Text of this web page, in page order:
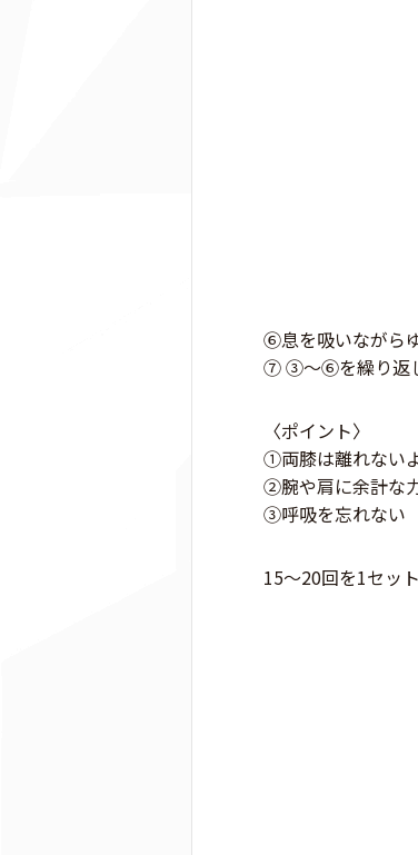
⑥息を吸いながら
⑦ ③〜⑥を繰り返
〈ポイント〉
①両膝は離れない
②腕や肩に余計な
③呼吸を忘れない
15〜20回を1セッ